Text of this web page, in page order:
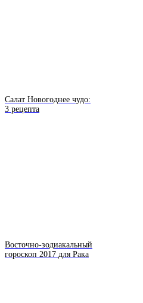
Салат Новогоднее чудо:
3 рецепта
Восточно-зодиакальный
гороскоп 2017 для Рака